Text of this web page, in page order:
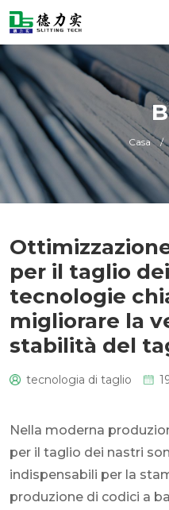
Casa /
per il taglio
tecnologie
migliorare la
stabilità del
tecnologia di taglio
Nella moderna
per il taglio dei nastri
indispensabili per la
produzione di codici a